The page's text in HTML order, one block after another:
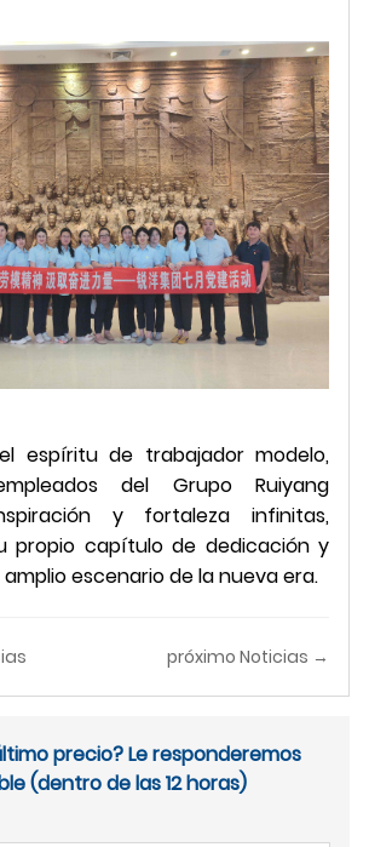
espíritu de trabajador modelo,
del Grupo Ruiyang
y fortaleza infinitas,
propio capítulo de dedicación y
escenario de la nueva era.
próximo Noticias →
precio? Le responderemos
(dentro de las 12 horas)